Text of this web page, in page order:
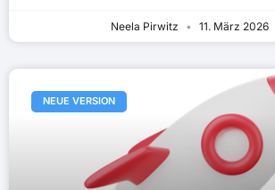
Neela Pirwitz 11. März 2026
NEUE VERSION